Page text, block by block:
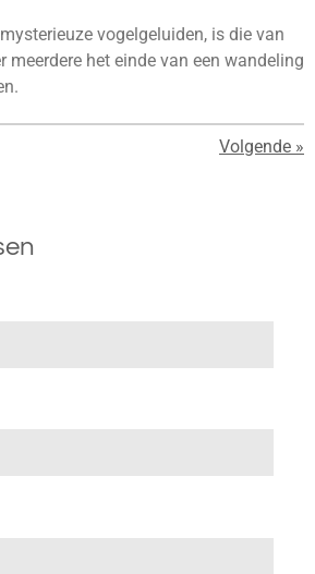
vogelgeluiden, is die van
meerdere het einde van een wandeling
Volgende »